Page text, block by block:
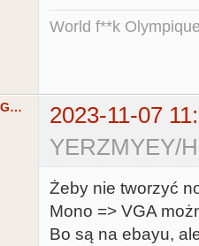
World f**k
YERZMYEY/HOOY-PROGRAM
2023-11-07
YERZMYEY/
Żeby nie tworzyć
Mono => VGA
Bo są na ebayu,